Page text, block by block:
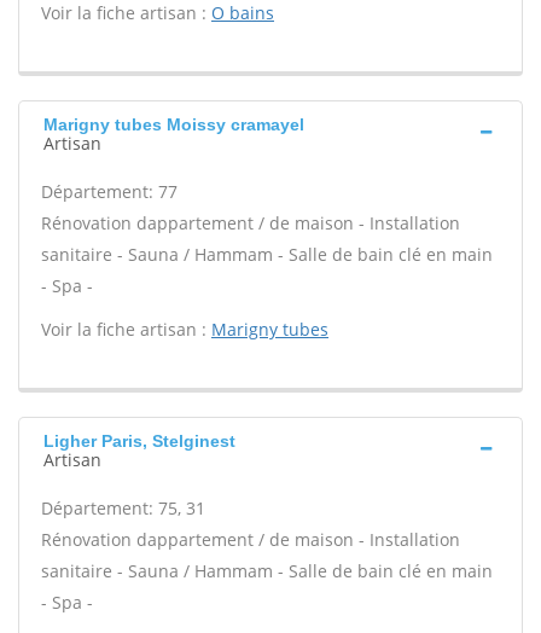
Voir la fiche artisan : O bains
Marigny tubes Moissy cramayel
Artisan
Département: 77
Rénovation dappartement / de maison - Installation
sanitaire - Sauna / Hammam - Salle de bain clé en main
- Spa -
Voir la fiche artisan : Marigny tubes
Ligher Paris, Stelginest
Artisan
Département: 75, 31
Rénovation dappartement / de maison - Installation
sanitaire - Sauna / Hammam - Salle de bain clé en main
- Spa -